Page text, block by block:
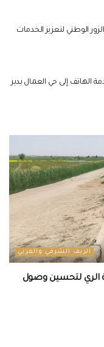
الوطني لتعزيز الخدمات
خدمة الهاتف إلى حي العمال بدير
الريف الشرقي والغربي
الري لتحسين وصول